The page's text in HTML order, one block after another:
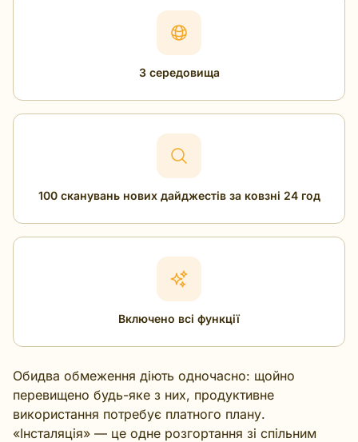
3 середовища
100 сканувань нових дайджестів за ковзні 24 год
Включено всі функції
Обидва обмеження діють одночасно: щойно
перевищено будь-яке з них, продуктивне
використання потребує платного плану.
«Інсталяція» — це одне розгортання зі спільним